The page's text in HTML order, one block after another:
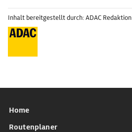
Inhalt bereitgestellt durch: ADAC Redaktion
Home
Routenplaner